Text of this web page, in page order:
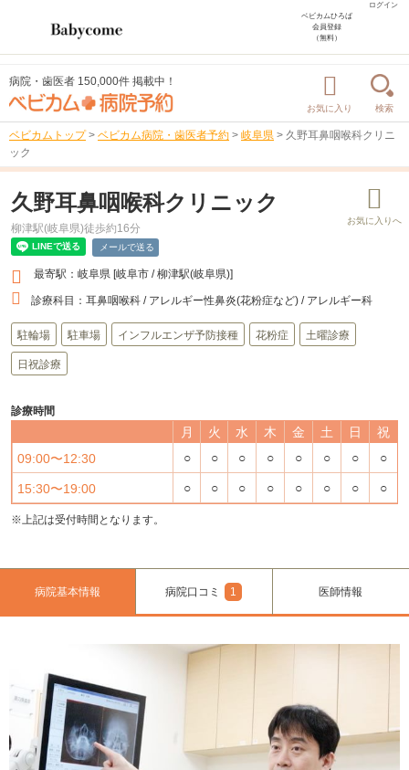
ログイン
ベビカムひろば
会員登録
（無料）
病院・歯医者 150,000件 掲載中！
お気に入り 検索
ベビカムトップ > ベビカム病院・歯医者予約 > 岐阜県 > 久野耳鼻咽喉科クリニ
ック
久野耳鼻咽喉科クリニック
柳津駅(岐阜県)徒歩約16分
メールで送る
最寄駅：岐阜県 [岐阜市 / 柳津駅(岐阜県)]
診療科目： 耳鼻咽喉科 / アレルギー性鼻炎(花粉症など) / アレルギー科
駐輪場 駐車場 インフルエンザ予防接種 花粉症 土曜診療
日祝診療
診療時間
月 火 水 木 金 土 日
祝
09:00〜12:30
○ ○ ○ ○ ○ ○ ○ ○
15:30〜19:00 ○ ○ ○ ○ ○ ○ ○ ○
※上記は受付時間となります。
病院基本情報 病院口コミ 1 医師情報